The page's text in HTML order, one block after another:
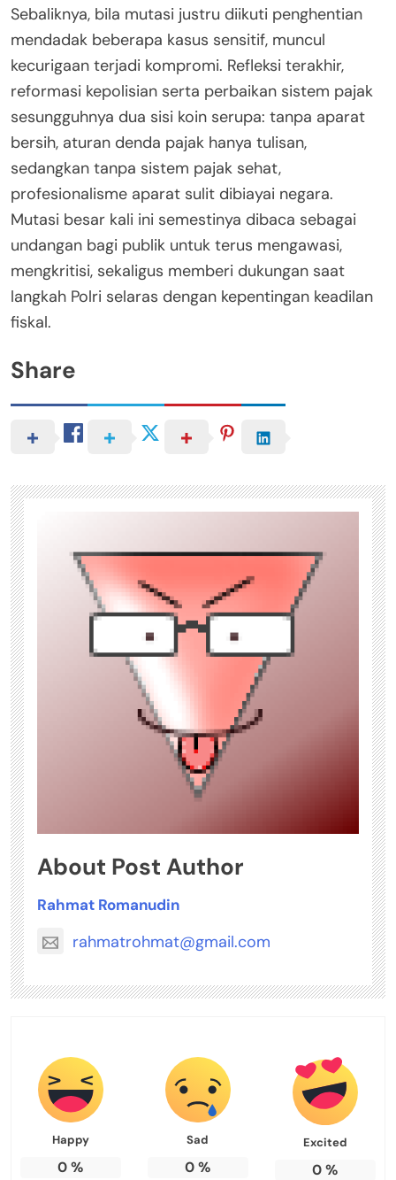
Sebaliknya, bila mutasi justru diikuti penghentian
mendadak beberapa kasus sensitif, muncul
kecurigaan terjadi kompromi. Refleksi terakhir,
reformasi kepolisian serta perbaikan sistem pajak
sesungguhnya dua sisi koin serupa: tanpa aparat
bersih, aturan denda pajak hanya tulisan,
sedangkan tanpa sistem pajak sehat,
profesionalisme aparat sulit dibiayai negara.
Mutasi besar kali ini semestinya dibaca sebagai
undangan bagi publik untuk terus mengawasi,
mengkritisi, sekaligus memberi dukungan saat
langkah Polri selaras dengan kepentingan keadilan
fiskal.
Share
About Post Author
Rahmat Romanudin
rahmatrohmat@gmail.com
Happy
0%
Sad
0%
Excited
0%